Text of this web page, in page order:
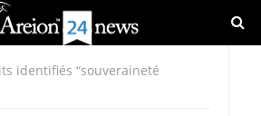
identifiés “souveraineté